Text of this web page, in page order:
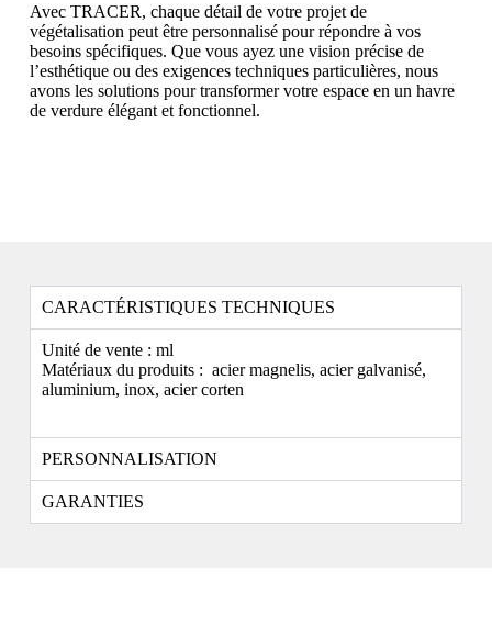
Avec TRACER, chaque détail de votre projet de
végétalisation peut être personnalisé pour répondre à vos
besoins spécifiques. Que vous ayez une vision précise de
l’esthétique ou des exigences techniques particulières, nous
avons les solutions pour transformer votre espace en un havre
de verdure élégant et fonctionnel.
CARACTÉRISTIQUES TECHNIQUES
Unité de vente : ml
Matériaux du produits : acier magnelis, acier galvanisé,
aluminium, inox, acier corten
PERSONNALISATION
GARANTIES